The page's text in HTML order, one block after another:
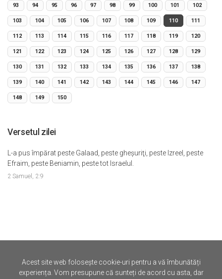
93 94 95 96 97 98 99 100 101 102
103 104 105 106 107 108 109 110 111
112 113 114 115 116 117 118 119 120
121 122 123 124 125 126 127 128 129
130 131 132 133 134 135 136 137 138
139 140 141 142 143 144 145 146 147
148 149 150
Versetul zilei
L-a pus împărat peste Galaad, peste gheşuriţi, peste Izreel, peste
Efraim, peste Beniamin, peste tot Israelul.
2 Samuel, 2:9
©Iertare.ro.2026
Acest site web folosește cookie-uri pentru a vă îmbunătăți
experiența. Vom presupune că sunteți de acord cu asta, dar